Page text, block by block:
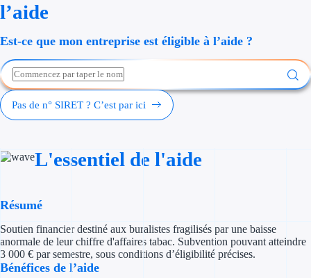
Création
Cession
Type de financements
Subventions
Concours
l’aide
Est-ce que mon entreprise est éligible à l’aide ?
Pas de n° SIRET ? C’est par ici
L'essentiel de l'aide
Résumé
Soutien financier destiné aux buralistes fragilisés par une baisse
anormale de leur chiffre d'affaires tabac. Subvention pouvant atteindre
3 000 € par semestre, sous conditions d’éligibilité précises.
Bénéfices de l’aide